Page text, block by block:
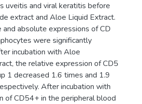
uveitis and viral keratitis before
extract and Aloe Liquid Extract.
absolute expressions of CD
were significantly
incubation with Aloe
the relative expression of CD5
1 decreased 1.6 times and 1.9
After incubation with
of СD54+ in the peripheral blood